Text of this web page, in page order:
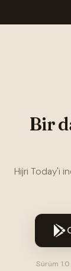
Bir
Hijri Today'i
Sürüm